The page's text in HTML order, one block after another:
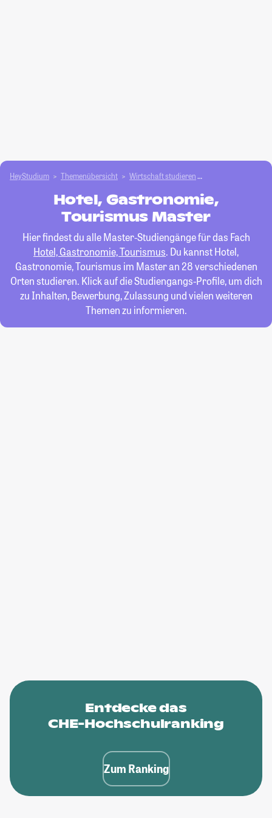
HeyStudium Themenübersicht Wirtschaft studieren
Hotel, Gastronomie,
Tourismus Master
Hier findest du alle Master-Studiengänge für das Fach
Hotel, Gastronomie, Tourismus. Du kannst Hotel,
Gastronomie, Tourismus im Master an 28 verschiedenen
Orten studieren. Klick auf die Studiengangs-Profile, um dich
zu Inhalten, Bewerbung, Zulassung und vielen weiteren
Themen zu informieren.
Entdecke das
CHE-Hochschulranking
Zum Ranking